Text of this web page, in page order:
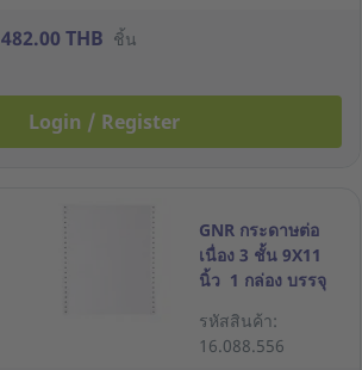
482.00 THB ชิ้น
Login / Register
GNR กระดาษต่อ
เนื่อง 3 ชั้น 9X11
นิ้ว 1 กล่อง บรรจุ
รหัสสินค้า:
16.088.556